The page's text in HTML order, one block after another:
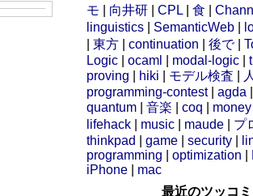
モ
向井研 |CPL |食 |
linguistics
SemanticWeb
|東方 |continuation |後で|
Logic |ocaml modal-logic |
proving
hiki モデル検査
programming-contest|agda
quantum |音楽 |coq money
lifehack
music maude プ
thinkpad
|game |security
programming |optimization
iPhone
mac
最近のツッコミ